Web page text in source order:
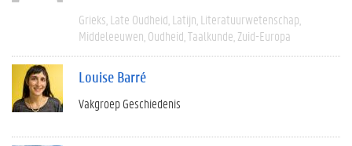
Grieks Late Oudheid Latijn Literatuurwetenschap
Middeleeuwen Oudheid Taalkunde Zuid-Europa
Louise Barré
Vakgroep Geschiedenis